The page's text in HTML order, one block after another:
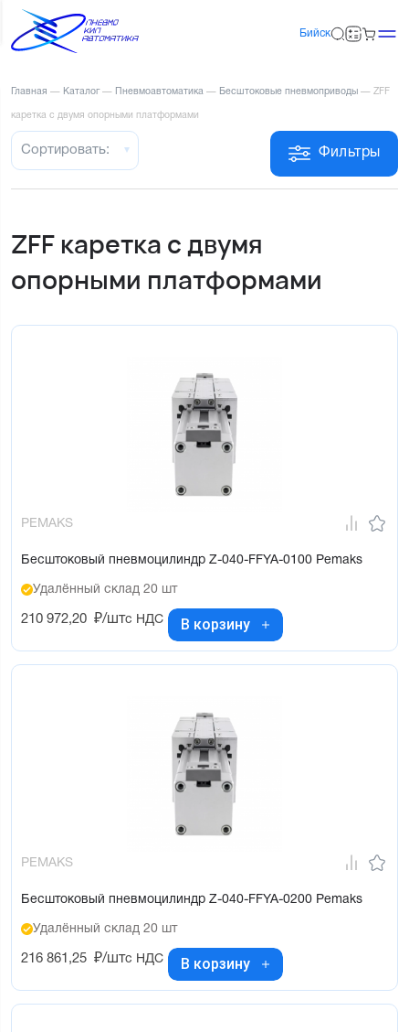
Бийск
Главная — Каталог — Пневмоавтоматика — Бесштоковые пневмоприводы — ZFF
каретка с двумя опорными платформами
Фильтры
Сортировать:
ZFF каретка с двумя
опорными платформами
PEMAKS
Бесштоковый пневмоцилиндр Z-040-FFYA-0100 Pemaks
Удалённый склад 20 шт
210 972,20 ₽/штс НДС В корзину
PEMAKS
Бесштоковый пневмоцилиндр Z-040-FFYA-0200 Pemaks
Удалённый склад 20 шт
216 861,25 ₽/штс НДС В корзину